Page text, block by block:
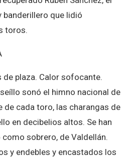
banderillero que lidió
toros.
de plaza. Calor sofocante.
sonó el himno nacional de
de cada toro, las charangas de
en decibelios altos. Se han
sobrero, de Valdellán.
y endebles y encastados los